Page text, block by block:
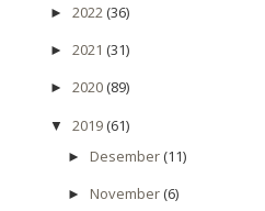
► 2022(36)
► 2021 (31)
► 2020(89)
▼ 2019(61)
► Desember(11)
► November(6)